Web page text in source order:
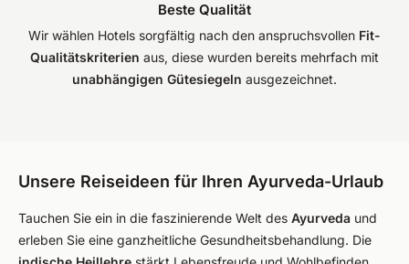
Beste Qualität
Wir wählen Hotels sorgfältig nach den anspruchsvollen Fit-
Qualitätskriterien aus, diese wurden bereits mehrfach mit
unabhängigen Gütesiegeln ausgezeichnet.
Unsere Reiseideen für Ihren Ayurveda-Urlaub
Tauchen Sie ein in die faszinierende Welt des Ayurveda und
erleben Sie eine ganzheitliche Gesundheitsbehandlung. Die